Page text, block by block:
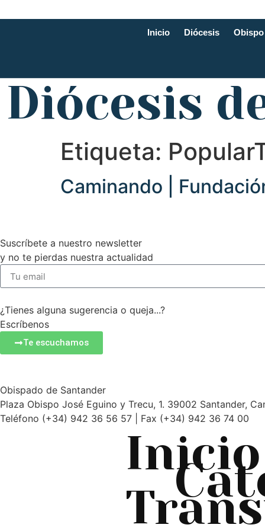
Inicio Diócesis Obispo
Diócesis
Etiqueta:
Caminando |
Suscríbete a nuestro newsletter
y no te pierdas nuestra actualidad
¿Tienes alguna sugerencia o queja...?
Escríbenos
Te escuchamos
Obispado de Santander
Plaza Obispo José Eguino y Trecu, 1. 39002 Santander,
Teléfono (+34) 942 36 56 57 | Fax (+34) 942 36 74 00
Inicio